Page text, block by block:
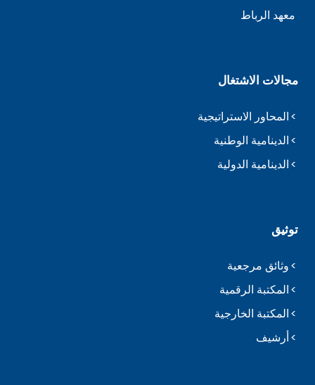
معهد الرباط
مجالات الاشتغال
المحاور الاستراتيجية
الدينامية الوطنية
الدينامية الدولية
توثيق
وثائق مرجعية
المكتبة الرقمية
المكتبة الخارجية
أرشيف